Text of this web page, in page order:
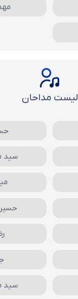
لیست مداحان
سید
سید